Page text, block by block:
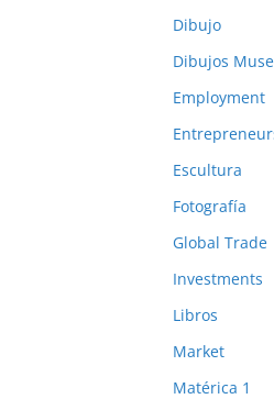
Dibujo
Dibujos
Employment
Escultura
Fotografía
Global Trade
Investments
Libros
Market
Matérica 1